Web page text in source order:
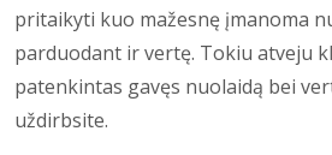
pritaikyti kuo mažesnę įmanoma
parduodant ir vertę. Tokiu atveju
patenkintas gavęs nuolaidą bei
uždirbsite.